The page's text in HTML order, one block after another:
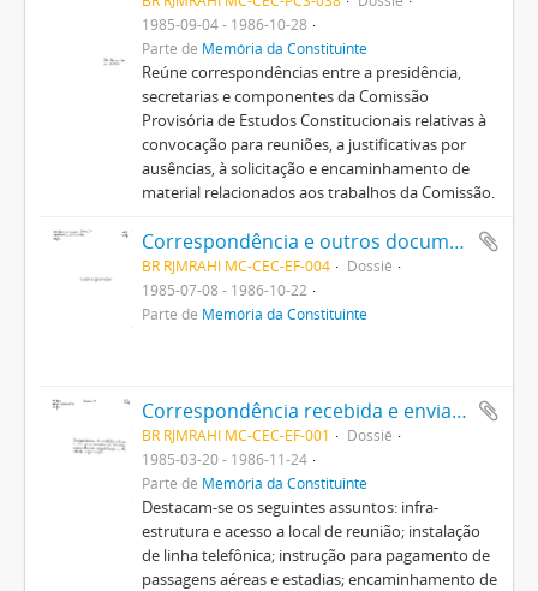
1985-09-04 - 1986-10-28
Parte de Memória da Constituinte
Reúne correspondências entre a presidência,
secretarias e componentes da Comissão
Provisória de Estudos Constitucionais relativas à
convocação para reuniões, a justificativas por
ausências, à solicitação e encaminhamento de
material relacionados aos trabalhos da Comissão.
Correspondência e outros documentos da Comissão Provisória de Estudos Constitucionais à cessão de funcionários e a agradecimentos ao pessoal de apoio
BR RJMRAHI MC-CEC-EF-004
Dossiê
1985-07-08 - 1986-10-22
Parte de Memória da Constituinte
Correspondência recebida e enviada pela Comissão Provisória de Estudos Constitucionais
BR RJMRAHI MC-CEC-EF-001
Dossiê
1985-03-20 - 1986-11-24
Parte de Memória da Constituinte
Destacam-se os seguintes assuntos: infra-
estrutura e acesso a local de reunião; instalação
de linha telefônica; instrução para pagamento de
passagens aéreas e estadias; encaminhamento de